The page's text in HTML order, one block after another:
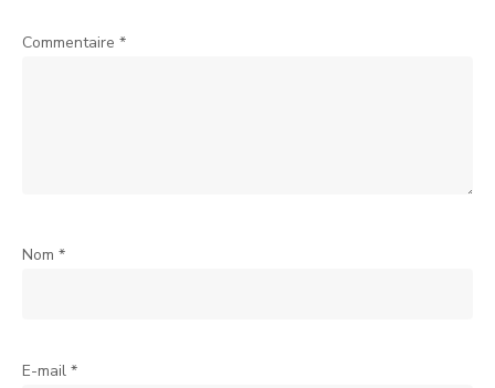
Commentaire *
Nom *
E-mail *